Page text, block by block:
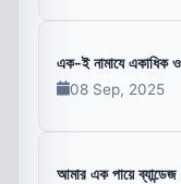
এক-ই নামাযে একাধিক
08 Sep, 2025
আমার এক পায়ে